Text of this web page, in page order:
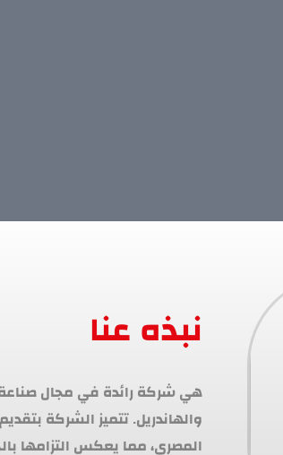
نبذه عنا
المصري، مما يعكس التزامها